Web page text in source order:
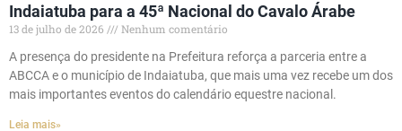
Indaiatuba para a 45ª Nacional do Cavalo Árabe
13 de julho de 2026
Nenhum comentário
A presença do presidente na Prefeitura reforça a parceria entre a
ABCCA e o município de Indaiatuba, que mais uma vez recebe um dos
mais importantes eventos do calendário equestre nacional.
Leia mais»